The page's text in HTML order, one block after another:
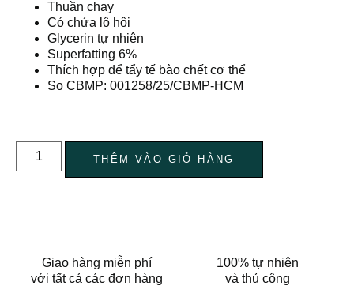
Thuần chay
Có chứa lô hội
Glycerin tự nhiên
Superfatting 6%
Thích hợp để tẩy tế bào chết cơ thể
So CBMP: 001258/25/CBMP-HCM
THÊM VÀO GIỎ HÀNG
Giao hàng miễn phí
với tất cả các đơn hàng
100% tự nhiên
và thủ công